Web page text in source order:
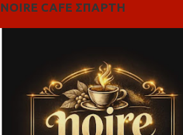
NOIRE CAFE ΣΠΑΡΤΗ